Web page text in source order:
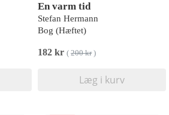
En varm tid
Stefan Hermann
Bog (Hæftet)
182 kr ( 200 kr)
Læg i kurv